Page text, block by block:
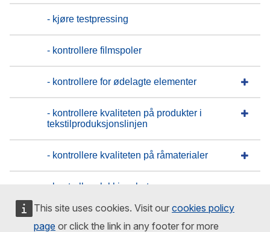
This site uses cookies. Visit our cookies policy
page or click the link in any footer for more
- kjøre testpressing
- kontrollere filmspoler
- kontrollere for ødelagte elementer
- kontrollere kvaliteten på produkter i
tekstilproduksjonslinjen
- kontrollere kvaliteten på råmaterialer
- kontrollere lakkjevnhet